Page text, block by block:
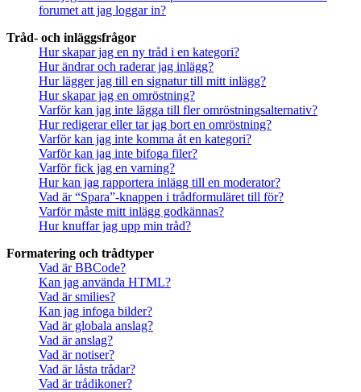
forumet att jag loggar in?
Tråd- och inläggsfrågor
Hur skapar jag en ny tråd i en kategori?
Hur ändrar och raderar jag inlägg?
Hur lägger jag till en signatur till mitt inlägg?
Hur skapar jag en omröstning?
Varför kan jag inte lägga till fler omröstningsalternativ?
Hur redigerar eller tar jag bort en omröstning?
Varför kan jag inte komma åt en kategori?
Varför kan jag inte bifoga filer?
Varför fick jag en varning?
Hur kan jag rapportera inlägg till en moderator?
Vad är “Spara”-knappen i trådformuläret till för?
Varför måste mitt inlägg godkännas?
Hur knuffar jag upp min tråd?
Formatering och trådtyper
Vad är BBCode?
Kan jag använda HTML?
Vad är smilies?
Kan jag infoga bilder?
Vad är globala anslag?
Vad är anslag?
Vad är notiser?
Vad är låsta trådar?
Vad är trådikoner?